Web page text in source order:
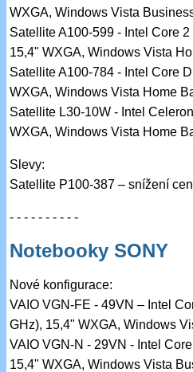
WXGA, Windows Vista
Satellite A100-599 - Intel Core
15,4" WXGA, Windows Vista
Satellite A100-784 - Intel Core
WXGA, Windows Vista Home
Satellite L30-10W - Intel
WXGA, Windows Vista Home
Slevy:
Satellite P100-387 – snížení
- - - - - - - - - -
Notebooky SONY
Nové konfigurace:
VAIO VGN-FE - 49VN – Intel
GHz), 15,4" WXGA, Windows
VAIO VGN-N - 29VN - Intel
15,4" WXGA, Windows Vista